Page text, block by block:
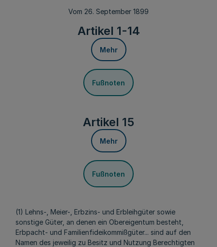
Vom 26. September 1899
Artikel 1-14
Mehr
Fußnoten
Artikel 15
Mehr
Fußnoten
(1) Lehns-, Meier-, Erbzins- und Erbleihgüter sowie
sonstige Güter, an denen ein Obereigentum besteht,
Erbpacht- und Familienfideikommißgüter... sind auf den
Namen des jeweilig zu Besitz und Nutzung Berechtigten